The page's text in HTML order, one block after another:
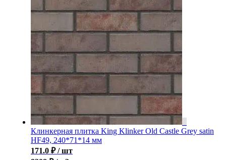
Клинкерная плитка King Klinker Old Castle Grey satin
HF49, 240*71*14 мм
171.0 ₽ / шт